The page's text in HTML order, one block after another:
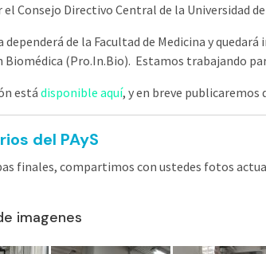
Consejo Directivo Central de la Universidad
dependerá de la Facultad de Medicina y
Biomédica (Pro.In.Bio). Estamos trabajando
está disponible aquí, y en breve publicaremos
del PAyS
finales, compartimos con ustedes fotos
imagenes